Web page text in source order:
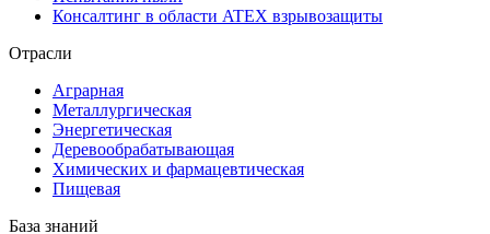
Консалтинг в области ATEX взрывозащиты
Отрасли
Аграрная
Металлургическая
Энергетическая
Деревообрабатывающая
Химических и фармацевтическая
Пищевая
База знаний